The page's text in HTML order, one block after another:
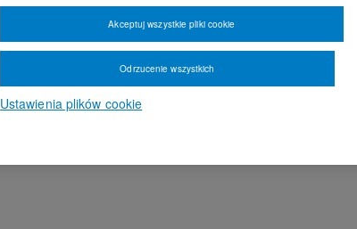
Ustawienia plików cookie
Odrzucenie wszystkich
Akceptuj wszystkie pliki cookie